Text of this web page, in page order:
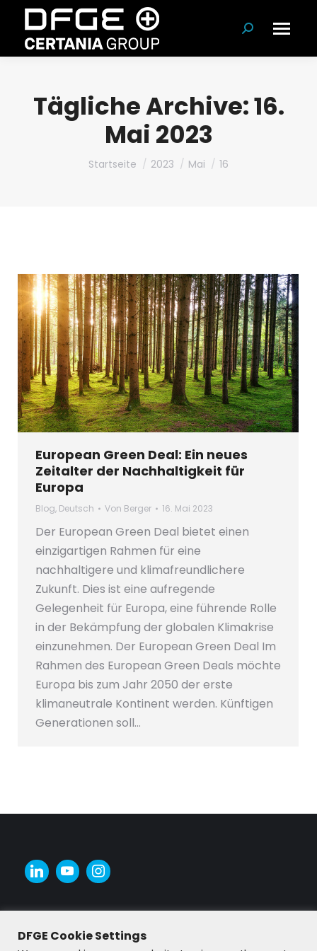
Suchen:
Tägliche Archive:16.
Mai 2023
Du bist hier:
Startseite 2023 Mai 16
European Green Deal: Ein neues
Zeitalter der Nachhaltigkeit für
Europa
Blog, Deutsch Von Berger 16. Mai 2023
Der European Green Deal bietet einen
einzigartigen Rahmen für eine
nachhaltigere und klimafreundlichere
Zukunft. Dies ist eine aufregende
Gelegenheit für Europa, eine führende Rolle
in der Bekämpfung der globalen Klimakrise
einzunehmen. Der European Green Deal Im
Rahmen des European Green Deals möchte
Europa bis zum Jahr 2050 der erste
klimaneutrale Kontinent werden. Künftigen
Generationen soll…
DFGE Cookie Settings